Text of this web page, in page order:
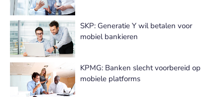
SKP: Generatie Y wil betalen voor
mobiel bankieren
KPMG: Banken slecht voorbereid op
mobiele platforms